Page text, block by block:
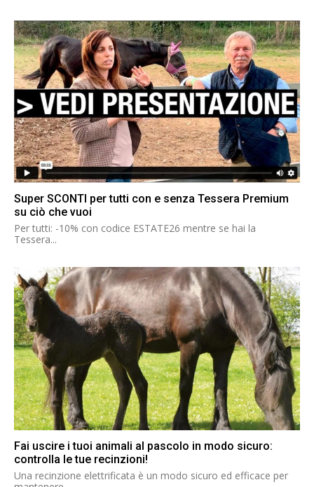
Super SCONTI per tutti con e senza Tessera Premium
su ciò che vuoi
Per tutti: -10% con codice ESTATE26 mentre se hai la
Tessera...
Fai uscire i tuoi animali al pascolo in modo sicuro:
controlla le tue recinzioni!
Una recinzione elettrificata è un modo sicuro ed efficace per